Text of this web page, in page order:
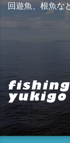
回遊魚、根魚な